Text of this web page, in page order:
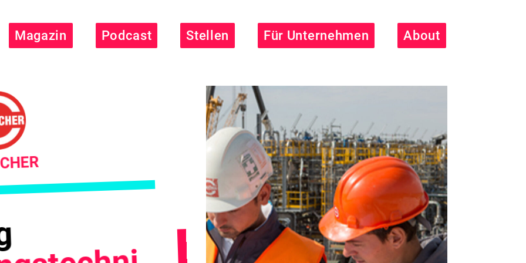
Magazin Podcast Stellen Für Unternehmen About